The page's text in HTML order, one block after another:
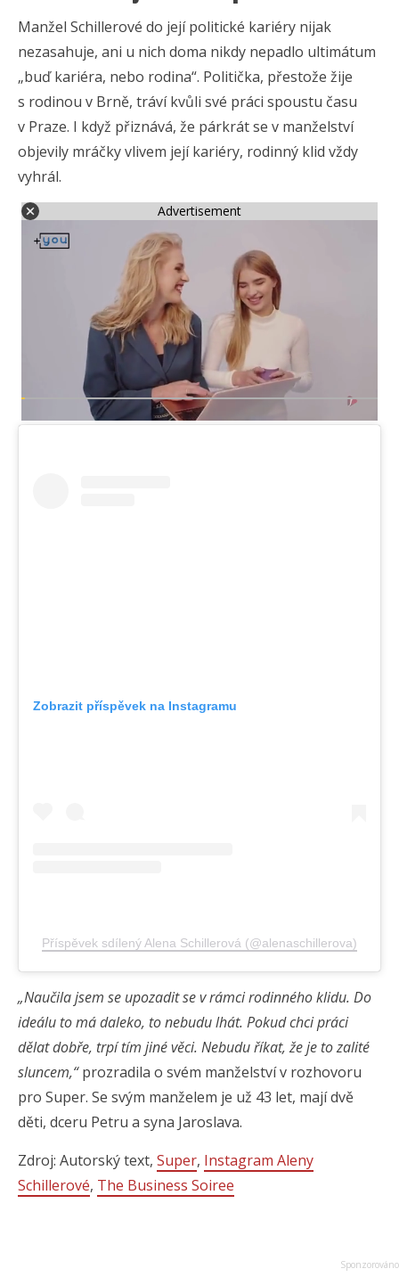
Manžel Schillerové do její politické kariéry nijak
nezasahuje, ani u nich doma nikdy nepadlo ultimátum
„buď kariéra, nebo rodina“. Politička, přestože žije
s rodinou v Brně, tráví kvůli své práci spoustu času
v Praze. I když přiznává, že párkrát se v manželství
objevily mráčky vlivem její kariéry, rodinný klid vždy
vyhrál.
Advertisement
Zobrazit příspěvek na Instagramu
Příspěvek sdílený Alena Schillerová (@alenaschillerova)
„Naučila jsem se upozadit se v rámci rodinného klidu. Do
ideálu to má daleko, to nebudu lhát. Pokud chci práci
dělat dobře, trpí tím jiné věci. Nebudu říkat, že je to zalité
sluncem,“prozradila o svém manželství v rozhovoru
pro Super. Se svým manželem je už 43 let, mají dvě
děti, dceru Petru a syna Jaroslava.
Zdroj: Autorský text, Super, Instagram Aleny
Schillerové, The Business Soiree